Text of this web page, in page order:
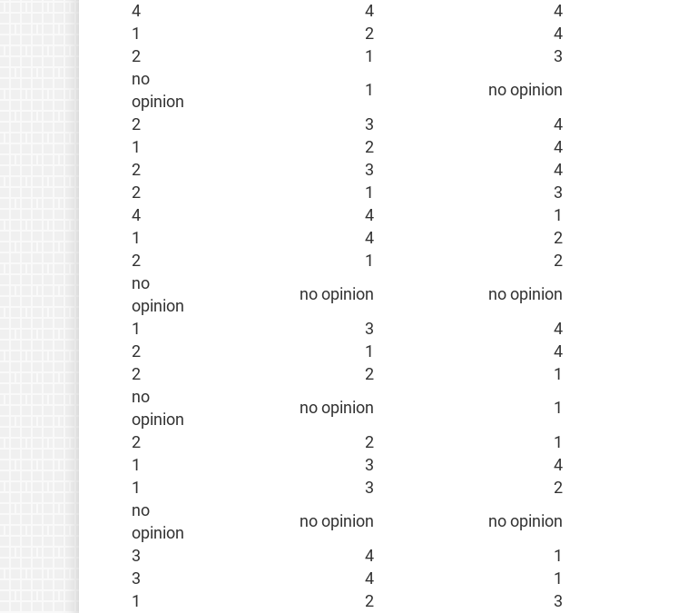
4
4 4
1
2 4
2
1 3
no
opinion
1 no opinion
2
3 4
1
2 4
2
3 4
2
1 3
4
4 1
1
4 2
2
1 2
no
opinion
no opinion no opinion
1
3 4
2
1 4
2
2 1
no
opinion
no opinion 1
2
2 1
1
3 4
1
3 2
no
opinion
no opinion no opinion
3
4 1
3
4 1
1
2 3